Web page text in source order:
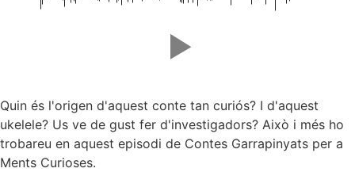
Quin és l'origen d'aquest conte tan curiós? I d'aquest
ukelele? Us ve de gust fer d'investigadors? Això i més ho
trobareu en aquest episodi de Contes Garrapinyats per a
Ments Curioses.